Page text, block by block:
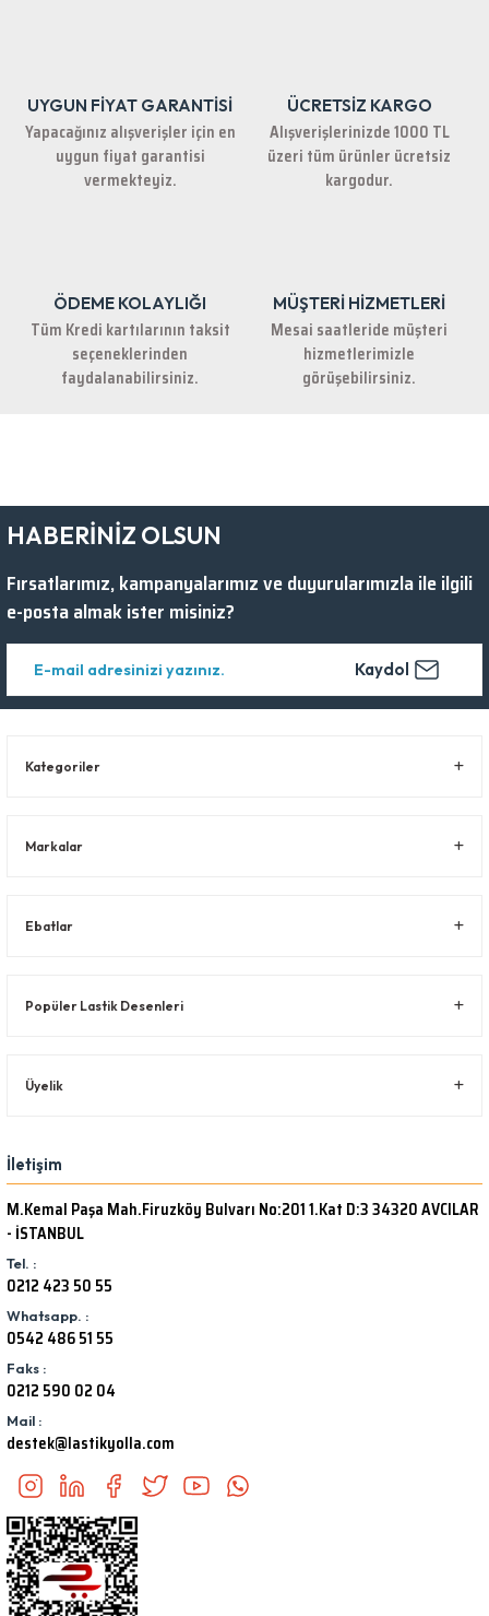
Ürün bilgilerinde hatalar bulunuyor.
Ürün fiyatı diğer sitelerden daha pahalı.
Bu ürüne benzer farklı alternatifler olmalı.
UYGUN FİYAT GARANTİSİ
Yapacağınız alışverişler için en
uygun fiyat garantisi
vermekteyiz.
ÜCRETSİZ KARGO
Alışverişlerinizde 1000 TL
üzeri tüm ürünler ücretsiz
kargodur.
ÖDEME KOLAYLIĞI
Tüm Kredi kartılarının taksit
seçeneklerinden
faydalanabilirsiniz.
MÜŞTERİ HİZMETLERİ
Mesai saatleride müşteri
hizmetlerimizle
görüşebilirsiniz.
HABERİNİZ OLSUN
Fırsatlarımız, kampanyalarımız ve duyurularımızla ile ilgili
e-posta almak ister misiniz?
Kaydol
Kategoriler
Markalar
Ebatlar
Popüler Lastik Desenleri
Üyelik
İletişim
M.Kemal Paşa Mah.Firuzköy Bulvarı No:201 1.Kat D:3 34320 AVCILAR
- İSTANBUL
Tel. :
0212 423 50 55
Whatsapp. :
0542 486 51 55
Faks :
0212 590 02 04
Mail :
destek@lastikyolla.com